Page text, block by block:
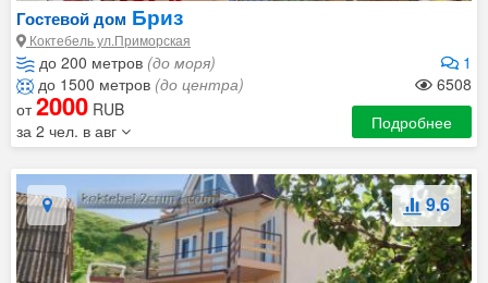
Гостевой дом Бриз
Коктебель ул.Приморская
до 200 метров (до моря)
1
до 1500 метров (до центра)
6508
от2000 RUB
за 2 чел. в авг
Подробнее
9.6